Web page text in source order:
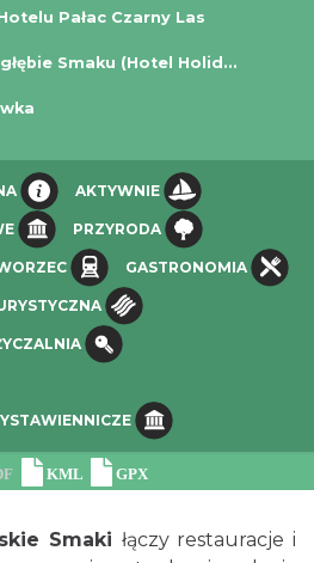
Pałac Czarny Las
Restauracja Zagłębie Smaku (Hotel Holiday Inn Dąbrowa Górnicza)
Maciej
Perła
Bismarcka
AKTYWNIE
PRZYRODA
GASTRONOMIA
Smaki łączy restauracje i